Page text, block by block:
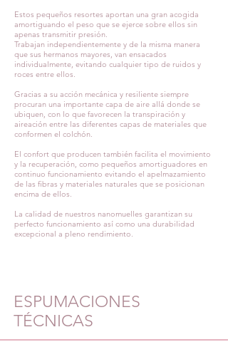
Estos pequeños resortes aportan una gran acogida
amortiguando el peso que se ejerce sobre ellos sin
apenas transmitir presión.
Trabajan independientemente y de la misma manera
que sus hermanos mayores, van ensacados
individualmente, evitando cualquier tipo de ruidos y
roces entre ellos.
Gracias a su acción mecánica y resiliente siempre
procuran una importante capa de aire allá donde se
ubiquen, con lo que favorecen la transpiración y
aireación entre las diferentes capas de materiales que
conformen el colchón.
El confort que producen también facilita el movimiento
y la recuperación, como pequeños amortiguadores en
continuo funcionamiento evitando el apelmazamiento
de las fibras y materiales naturales que se posicionan
encima de ellos.
La calidad de nuestros nanomuelles garantizan su
perfecto funcionamiento así como una durabilidad
excepcional a pleno rendimiento.
ESPUMACIONES
TÉCNICAS